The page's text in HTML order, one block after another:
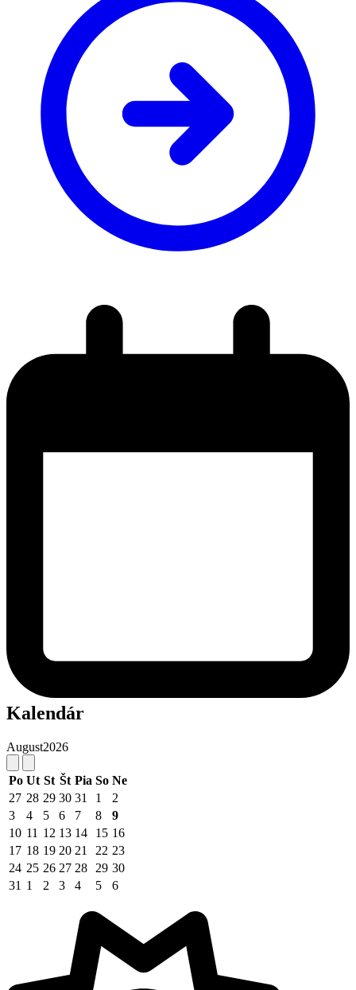
Kalendár
August2026
Po Ut St Št Pia So Ne
27 28 29 30 31 1
2
3
4 5 6 7 8
9
10 11 12 13 14 15 16
17 18 19 20 21 22 23
24 25 26 27 28 29 30
31 1 2 3 4 5 6